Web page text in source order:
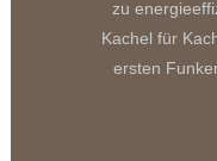
zu
Kachel für
ersten